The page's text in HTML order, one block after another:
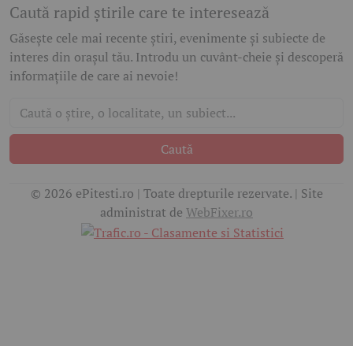
Caută rapid știrile care te interesează
Găsește cele mai recente știri, evenimente și subiecte de
interes din orașul tău. Introdu un cuvânt-cheie și descoperă
informațiile de care ai nevoie!
Caută
© 2026 ePitesti.ro | Toate drepturile rezervate. | Site
administrat de WebFixer.ro